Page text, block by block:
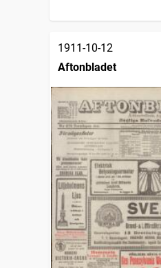
1911-10-12
Aftonbladet